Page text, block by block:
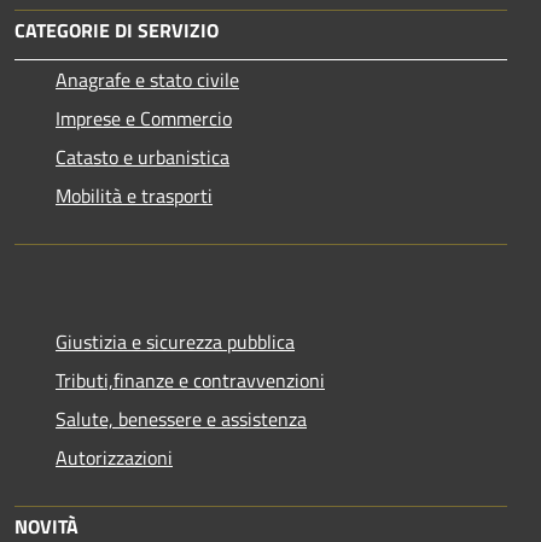
CATEGORIE DI SERVIZIO
Anagrafe e stato civile
Imprese e Commercio
Catasto e urbanistica
Mobilità e trasporti
Giustizia e sicurezza pubblica
Tributi,finanze e contravvenzioni
Salute, benessere e assistenza
Autorizzazioni
NOVITÀ